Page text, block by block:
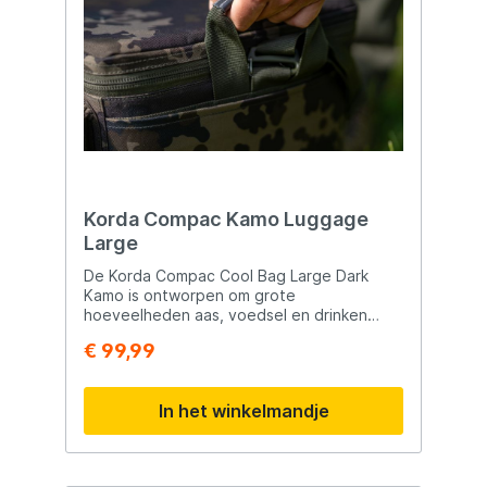
Diepgang: tot ca. 1 meter
Korda Compac Kamo Luggage
Large
De Korda Compac Cool Bag Large Dark
Kamo is ontworpen om grote
hoeveelheden aas, voedsel en drinken
langere vissessies. Met een inhoud van 25
opslagcapaciteit voor meerdaagse
karpersessies of vissers die extra aas en
proviand willen meenemen. De buitenzijde
is vervaardigd uit sterk en waterafstotend
€ 99,99
In het winkelmandje